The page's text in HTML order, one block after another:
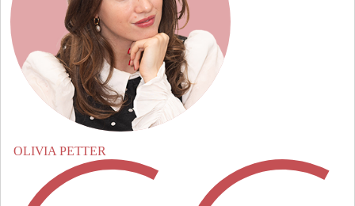
OLIVIA PETTER